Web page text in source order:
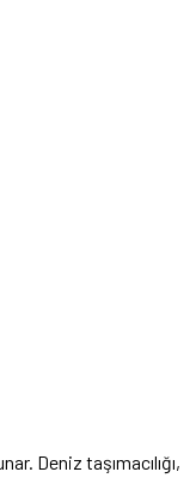
Deniz taşımacılığı,